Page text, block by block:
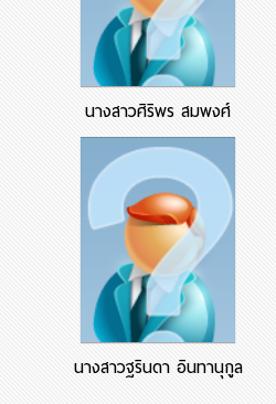
นางสาวศิริพร สมพงศ์
นางสาวฐรินดา อินทานุกูล